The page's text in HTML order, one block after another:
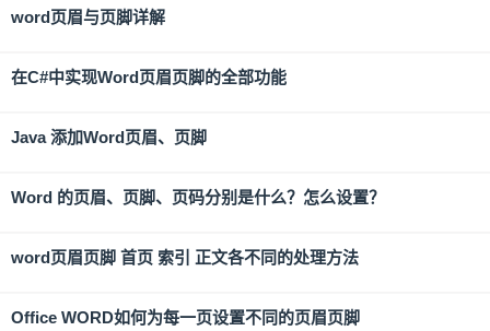
word页眉与页脚详解
在C#中实现Word页眉页脚的全部功能
Java 添加Word页眉、页脚
Word 的页眉、页脚、页码分别是什么？怎么设置？
word页眉页脚 首页 索引 正文各不同的处理方法
Office WORD如何为每一页设置不同的页眉页脚